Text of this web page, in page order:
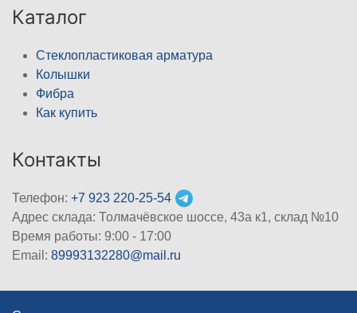
Каталог
Стеклопластиковая арматура
Колышки
Фибра
Как купить
Контакты
Телефон: +7 923 220-25-54
Адрес склада: Толмачёвское шоссе, 43а к1, склад №10
Время работы: 9:00 - 17:00
Email: 89993132280@mail.ru